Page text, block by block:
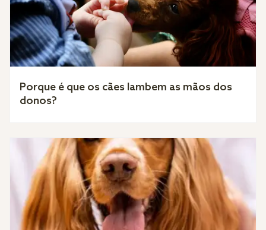
Porque é que os cães lambem as mãos dos
donos?